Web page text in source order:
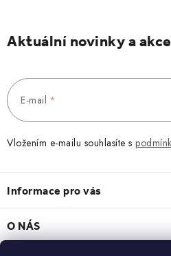
Aktuální novinky a
E-mail
Vložením e-mailu souhlasíte s
á
p
t
Informace pro vás
Obchodní podmínky
Vrácení a reklamace
O NÁS